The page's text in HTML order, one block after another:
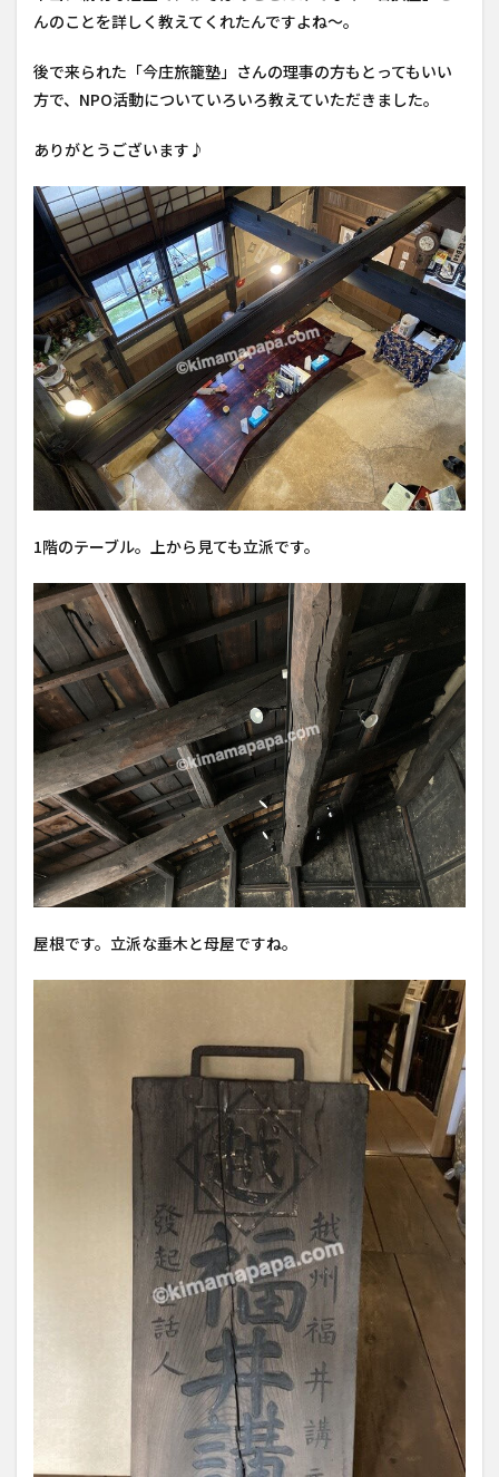
んのことを詳しく教えてくれたんですよね〜。
後で来られた「今庄旅籠塾」さんの理事の方もとってもいい
方で、NPO活動についていろいろ教えていただきました。
ありがとうございます♪
1階のテーブル。上から見ても立派です。
屋根です。立派な垂木と母屋ですね。